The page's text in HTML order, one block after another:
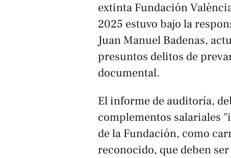
extinta Fundación
2025 estuvo bajo la
Juan Manuel Badenas,
presuntos delitos de
documental.
El informe de auditoría,
complementos salariales
de la Fundación, como
reconocido, que deben